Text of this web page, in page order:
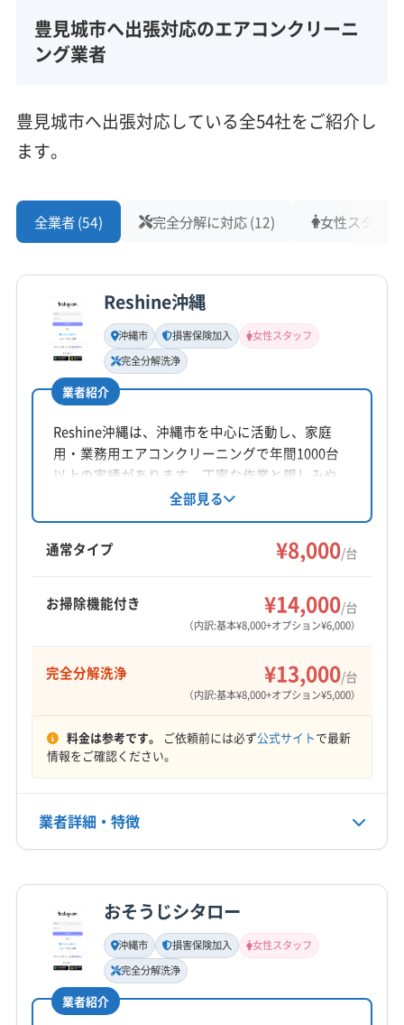
所在地
沖縄県豊見城市
豊見城市 うるま市 浦添市 沖縄市
宜野湾市
国頭郡恩納村
国頭郡東村
国頭郡本部町
中頭郡嘉手納町
中頭郡西原町
営業時間
定休日
なし
非公開
公式HP
公式サイトなし
豊見城市へ出張対応のエアコンクリーニ
ング業者
豊見城市へ出張対応している全54社をご紹介し
ます。
全業者 (54) 完全分解に対応 (12) 女性スタッ
Reshine沖縄
沖縄市 損害保険加入
女性スタッフ
完全分解洗浄
業者紹介
Reshine沖縄は、沖縄市を中心に活動し、家庭
用・業務用エアコンクリーニングで年間1000台
以上の実績があります。丁寧な作業と親しみや
すい対応をモットーに、防カビ抗菌コート無料
施工、女性スタッフ同行も可能です。損害保険
加入済みで安心のアフターフォローも提供して
います。
全部見る
通常タイプ ¥8,000/台
お掃除機能付き ¥14,000/台
（内訳:基本¥8,000+オプション¥6,000）
完全分解洗浄 ¥13,000/台
（内訳:基本¥8,000+オプション¥5,000）
料金は参考です。 ご依頼前には必ず公式サイトで最新
情報をご確認ください。
業者詳細・特徴
基本情報
代表者名
湧川朝尊
所在地
おそうじシタロー
沖縄市 損害保険加入
女性スタッフ
完全分解洗浄
業者紹介